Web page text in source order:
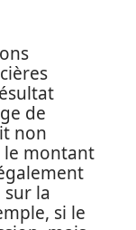
de
non
le montant
sur la
si le